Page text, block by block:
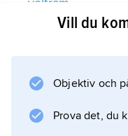
(Historik).Vill du
Objektiv och
Prova det, du